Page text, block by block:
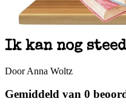
Ik kan nog
Door Anna Woltz
Gemiddeld van 0